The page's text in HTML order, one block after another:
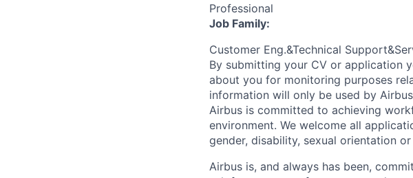
Professional
Job Family:
Customer Eng.&Technical
By submitting your CV or application
about you for monitoring purposes
information will only be used by
Airbus is committed to achieving
environment. We welcome all
gender, disability, sexual orientation
Airbus is, and always has been,